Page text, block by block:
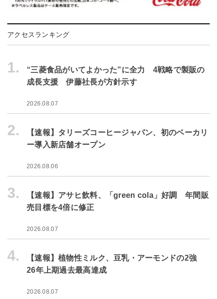
アクセスランキング
1.
“三菱食品がいてよかった”に全力 4戦略で製販の
成長支援 伊藤社長が方針示す
2026.08.07
2.
【速報】タリーズコーヒージャパン、初のベーカリ
ー導入新店舗オープン
2026.08.06
3.
【速報】アサヒ飲料、「green cola」好調 年間販
売目標を4倍に修正
2026.08.07
4.
【速報】植物性ミルク、豆乳・アーモンドの2強
26年上期過去最高達成
2026.08.07